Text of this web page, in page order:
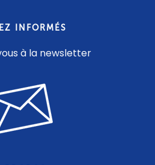
INFORMÉS
à la newsletter